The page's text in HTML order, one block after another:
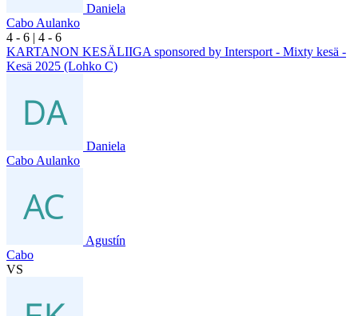
Daniela
Cabo Aulanko
4 - 6 | 4 - 6
KARTANON KESÄLIIGA sponsored by Intersport - Mixty kesä -
Kesä 2025 (Lohko C)
Daniela
Cabo Aulanko
Agustín
Cabo
VS